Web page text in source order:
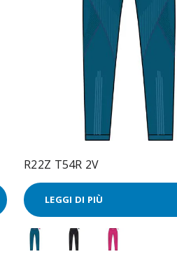
R22Z T54R 2V
LEGGI DI PIÙ